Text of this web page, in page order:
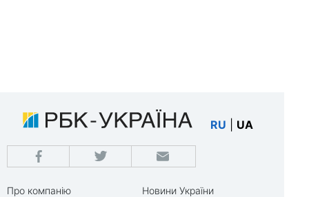
RU UA
Про компанію
Новини України